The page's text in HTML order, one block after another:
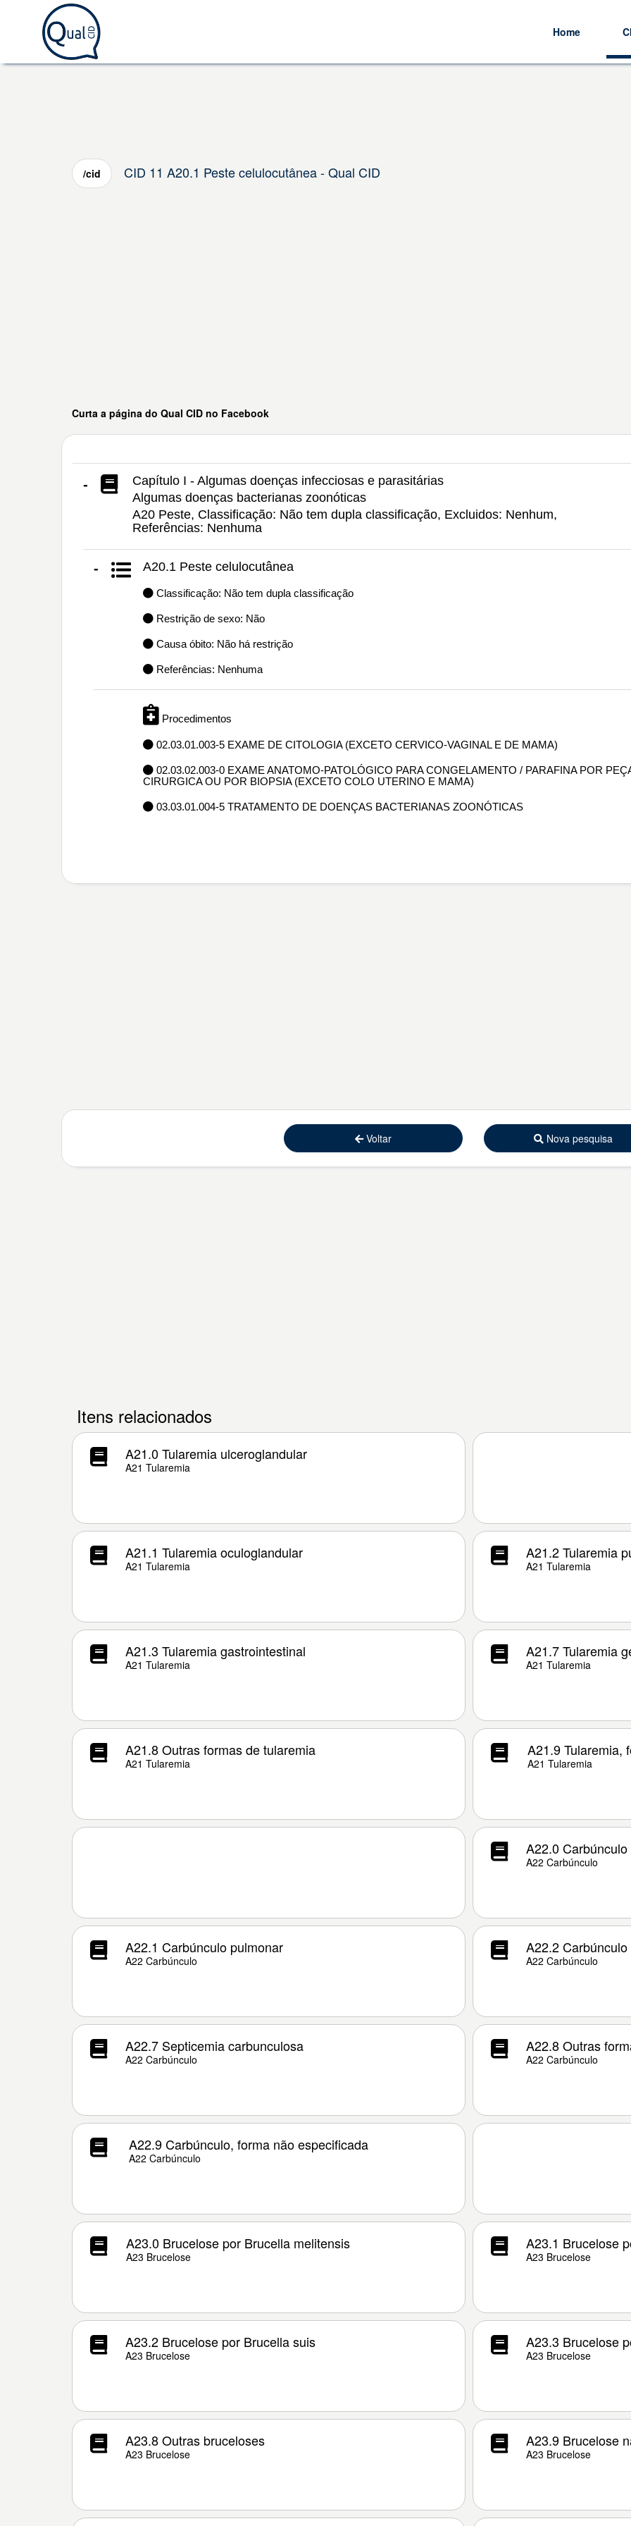
Home
/cid CID 11 A20.1 Peste celulocutânea - Qual CID
Curta a página do Qual CID no Facebook
-
Capítulo I - Algumas doenças infecciosas e parasitárias
Algumas doenças bacterianas zoonóticas
A20 Peste, Classificação: Não tem dupla classificação, Excluidos: Nenhum,
Referências: Nenhuma
- A20.1 Peste celulocutânea
Classificação: Não tem dupla classificação
Restrição de sexo: Não
Causa óbito: Não há restrição
Referências: Nenhuma
Procedimentos
02.03.01.003-5 EXAME DE CITOLOGIA (EXCETO CERVICO-VAGINAL E DE MAMA)
02.03.02.003-0 EXAME ANATOMO-PATOLÓGICO PARA CONGELAMENTO / PARAFINA POR
CIRURGICA OU POR BIOPSIA (EXCETO COLO UTERINO E MAMA)
03.03.01.004-5 TRATAMENTO DE DOENÇAS BACTERIANAS ZOONÓTICAS
Voltar Nova pesquisa
Itens relacionados
A21.0 Tularemia ulceroglandular
A21 Tularemia
A21.1 Tularemia oculoglandular
A21 Tularemia
A21.2 Tularemia
A21 Tularemia
A21.3 Tularemia gastrointestinal
A21 Tularemia
A21.7 Tularemia
A21 Tularemia
A21.8 Outras formas de tularemia
A21 Tularemia
A21.9 Tularemia,
A21 Tularemia
A22.0
A22 Carbúnculo
A22.1 Carbúnculo pulmonar
A22 Carbúnculo
A22.2
A22 Carbúnculo
A22.7 Septicemia carbunculosa
A22 Carbúnculo
A22.8 Outras
A22 Carbúnculo
A22.9 Carbúnculo, forma não especificada
A22 Carbúnculo
A23.0 Brucelose por Brucella melitensis
A23 Brucelose
A23.1 Brucelose
A23 Brucelose
A23.2 Brucelose por Brucella suis
A23 Brucelose
A23.3 Brucelose
A23 Brucelose
A23.8 Outras bruceloses
A23 Brucelose
A23.9 Brucelose
A23 Brucelose